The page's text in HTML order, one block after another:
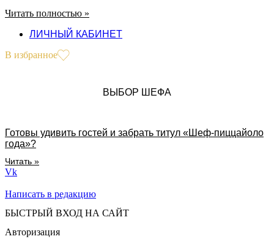
Читать полностью »
ЛИЧНЫЙ КАБИНЕТ
В избранное
ВЫБОР ШЕФА
Готовы удивить гостей и забрать титул «Шеф-пиццайоло
года»?
Читать »
Vk
Написать в редакцию
БЫСТРЫЙ ВХОД НА САЙТ
Авторизация